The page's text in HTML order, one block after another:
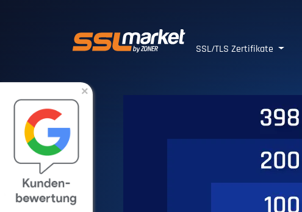
SSL/TLS Zertifikate
×